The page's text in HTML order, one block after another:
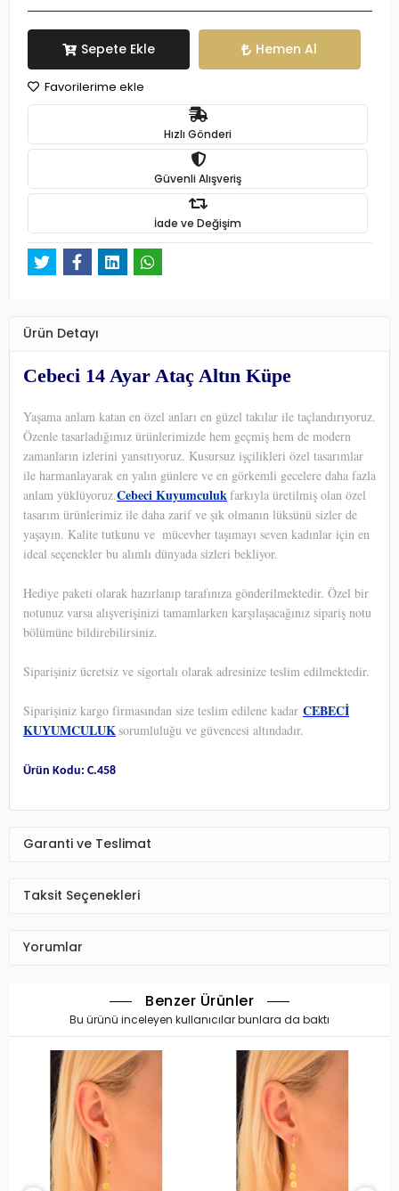
Sepete Ekle Hemen Al
Favorilerime ekle
Hızlı Gönderi
Güvenli Alışveriş
İade ve Değişim
Ürün Detayı
Cebeci 14 Ayar Ataç Altın Küpe
Yaşama anlam katan en özel anları en güzel takılar ile taçlandırıyoruz.
Özenle tasarladığımız ürünlerimizde hem geçmiş hem de modern
zamanların izlerini yansıtıyoruz. Kusursuz işçilikleri özel tasarımlar
ile harmanlayarak en yalın günlere ve en görkemli gecelere daha fazla
anlam yüklüyoruz.Cebeci Kuyumculukfarkıyla üretilmiş olan özel
tasarım ürünlerimiz ile daha zarif ve şık olmanın lüksünü sizler de
yaşayın. Kalite tutkunu ve mücevher taşımayı seven kadınlar için en
ideal seçenekler bu alımlı dünyada sizleri bekliyor.
Hediye paketi olarak hazırlanıp tarafınıza gönderilmektedir. Özel bir
notunuz varsa alışverişinizi tamamlarken karşılaşacağınız sipariş notu
bölümüne bildirebilirsiniz.
Siparişiniz ücretsiz ve sigortalı olarak adresinize teslim edilmektedir.
Siparişiniz kargo firmasından size teslim edilene kadar CEBECİ
KUYUMCULUKsorumluluğu ve güvencesi altındadır.
Ürün Kodu: C.458
Garanti ve Teslimat
Taksit Seçenekleri
Yorumlar
Benzer Ürünler
Bu ürünü inceleyen kullanıcılar bunlara da baktı